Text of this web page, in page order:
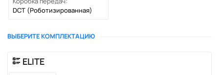
DCT (Роботизированная)
ВЫБЕРИТЕ КОМПЛЕКТАЦИЮ
ELITE